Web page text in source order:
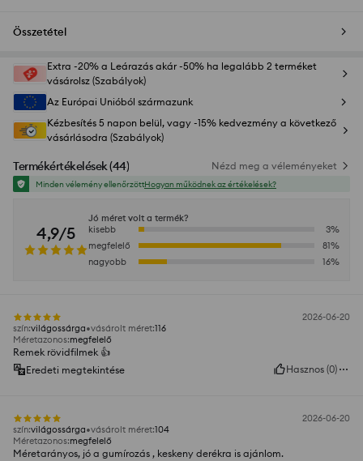
Összetétel
Extra -20% a Leárazás akár -50% ha legalább 2 terméket
vásárolsz (Szabályok)
Az Európai Unióból származunk
Kézbesítés 5 napon belül, vagy -15% kedvezmény a következő
vásárlásodra (Szabályok)
Termékértékelések(44) Nézd meg a véleményeket
Minden vélemény ellenőrzöttHogyan működnek az értékelések?
4,9/5
Jó méret volt a termék?
kisebb
3%
megfelelő
81%
nagyobb
16%
2026-06-20
szín:világossárga vásárolt méret:116
Méretazonos:megfelelő
Remek rövidfilmek 👍️
Eredeti megtekintése
Hasznos (0)
2026-06-20
szín:világossárga vásárolt méret:104
Méretazonos:megfelelő
Méretarányos, jó a gumírozás , keskeny derékra is ajánlom.